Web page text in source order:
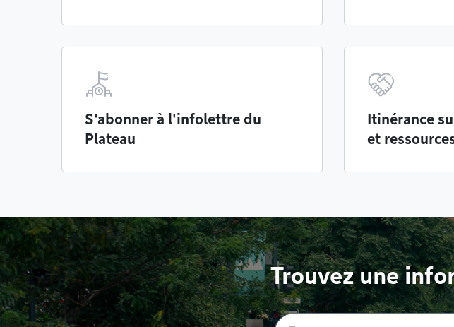
S'abonner à l'infolettre du
Plateau
Itinérance
et
Trouvez une